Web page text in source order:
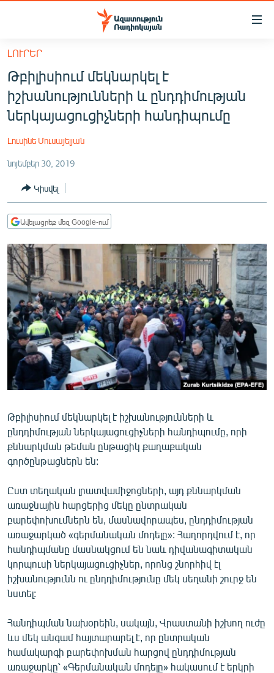
Մատչելիության
հիմնական
բովանդակությանը
Անցնել
հիմնական
մենյուին
ՀԱՅԱՍՏԱՆ
ՔԱՂԱՔԱԿԱՆ
ՏՆՏԵՍՈՒԹՅՈՒՆ
ՂԱՐԱԲԱՂ
ՏԱՐԱԾԱՇՐՋԱՆ
ՄԻՋԱԶԳԱՅԻՆ
ՄՇԱԿՈՒՅԹ
ՍՊՈՐՏ
ՄԵԿՆԱԲԱՆՈՒԹՅՈՒՆ
ՏՏ ԵՒ ԻՆՏԵՐՆԵՏ
ԱՐԽԻՎ
ՏԵՍԱՆՅՈՒԹԵՐ
ԲԱՆԱՎԵՃ
ՓՈԴՔԱՍԹ
Հայերեն
English
Русский
ԼՈՒՐԵՐ
Թբիլիսիում մեկնարկել է
իշխանությունների և ընդդիմության
ներկայացուցիչների հանդիպումը
Լուսինե Մուսայելյան
նոյեմբեր 30, 2019
Կիսվել
Ավելացրեք մեզ Google-ում
Թբիլիսիում մեկնարկել է իշխանությունների և
ընդդիմության ներկայացուցիչների հանդիպումը, որի
քննարկման թեման ընթացիկ քաղաքական
գործընթացներն են:
Ըստ տեղական լրատվամիջոցների, այդ քննարկման
առաջնային հարցերից մեկը ընտրական
բարեփոխումներն են, մասնավորապես, ընդդիմության
առաջարկած «գերմանական մոդելը»: Հաղորդվում է, որ
հանդիպմանը մասնակցում են նաև դիվանագիտական
կորպուսի ներկայացուցիչներ, որոնց շնորհիվ էլ
իշխանությունն ու ընդդիմությունը մեկ սեղանի շուրջ են
նստել:
Հանդիպման նախօրեին, սակայն, Վրաստանի իշխող ուժը
ևս մեկ անգամ հայտարարել է, որ ընտրական
համակարգի բարեփոխման հարցով ընդդիմության
առաջարկը՝ «Գերմանական մոդելը» հակասում է երկրի